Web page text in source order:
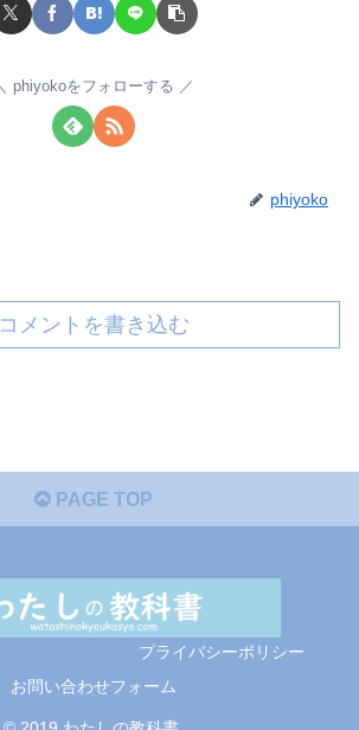
phiyokoをフォローする
phiyoko
コメントを書き込む
PAGE TOP
プライバシーポリシー
お問い合わせフォーム